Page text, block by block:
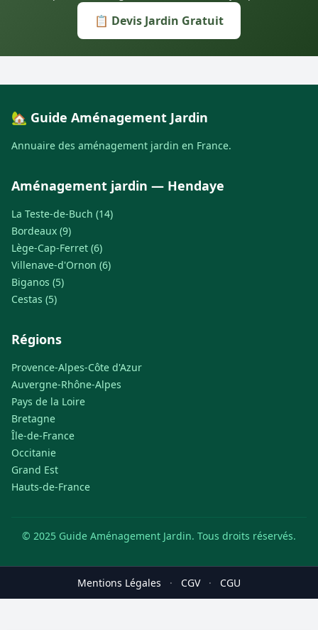
📋 Devis Jardin Gratuit
🏡 Guide Aménagement Jardin
Annuaire des aménagement jardin en France.
Aménagement jardin — Hendaye
La Teste-de-Buch (14)
Bordeaux (9)
Lège-Cap-Ferret (6)
Villenave-d'Ornon (6)
Biganos (5)
Cestas (5)
Régions
Provence-Alpes-Côte d'Azur
Auvergne-Rhône-Alpes
Pays de la Loire
Bretagne
Île-de-France
Occitanie
Grand Est
Hauts-de-France
© 2025 Guide Aménagement Jardin. Tous droits réservés.
Mentions Légales · CGV · CGU